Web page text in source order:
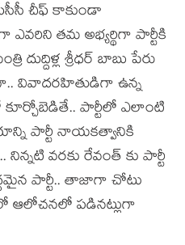
చీఫ్ కాకుండా
తమ అభ్యర్థిగా పార్టీకి
దుద్దిళ్ల శ్రీధర్ బాబు పేరు
వివాదరహితుడిగా ఉన్న
పార్టీలో ఎలాంటి
పార్టీ నాయకత్వానికి
వరకు రేవంత్ కు పార్టీ
పార్టీ.. తాజాగా చోటు
ఆలోచనలో పడినట్లుగా